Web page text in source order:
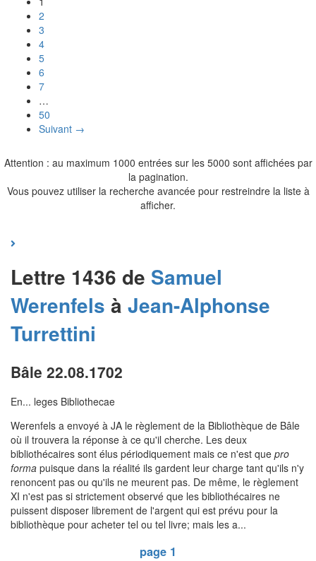
2
3
4
5
6
7
…
50
Suivant →
Attention : au maximum 1000 entrées sur les 5000 sont affichées par
la pagination.
Vous pouvez utiliser la recherche avancée pour restreindre la liste à
afficher.
Lettre 1436 de Samuel
Werenfels à Jean-Alphonse
Turrettini
Bâle 22.08.1702
En... leges Bibliothecae
Werenfels a envoyé à JA le règlement de la Bibliothèque de Bâle
où il trouvera la réponse à ce qu'il cherche. Les deux
bibliothécaires sont élus périodiquement mais ce n'est que pro
forma puisque dans la réalité ils gardent leur charge tant qu'ils n'y
renoncent pas ou qu'ils ne meurent pas. De même, le règlement
XI n'est pas si strictement observé que les bibliothécaires ne
puissent disposer librement de l'argent qui est prévu pour la
bibliothèque pour acheter tel ou tel livre; mais les a...
page 1